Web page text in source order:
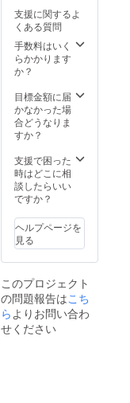
効
（PDF
／遠征
終了後
配信）
・支援
（PDF
／支援
終了後
配信）
賛助会
員限定
報告会
へのご
（支援
遠征終
了後実
施予
企業賛
助会員
限講演
会への
ご招待
支援に関するよ
くある質問
手数料はいく
らかかります
か？
目標金額に届
かなかった場
合どうなりま
すか？
支援で困った
時はどこに相
談したらいい
ですか？
ヘルプページを
見る
このプロジェクト
の問題報告はこち
ら よりお問い合わ
せください